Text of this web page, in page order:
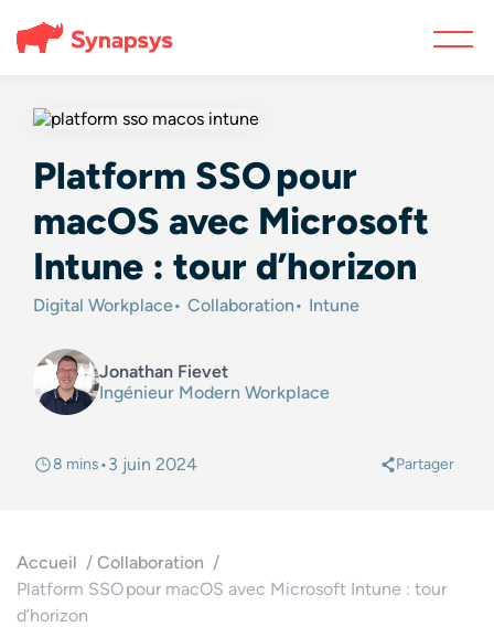
Platform SSO pour
macOS avec Microsoft
Intune : tour d’horizon
Digital Workplace Collaboration Intune
Jonathan Fievet
Ingénieur Modern Workplace
8 mins•3 juin 2024 Partager
Accueil
Collaboration
Platform SSO pour macOS avec Microsoft Intune : tour
d’horizon